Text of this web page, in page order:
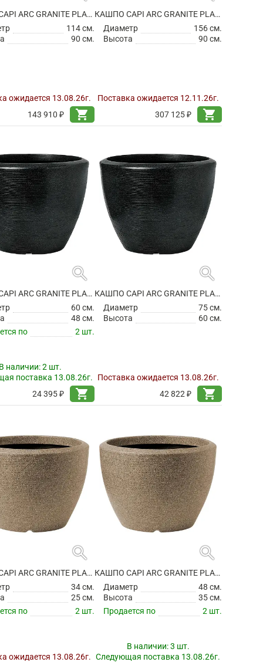
КАШПО CAPI ARC GRANITE PLANTER BALL ANTHRACITE
114 см.
90 см.
ожидается 13.08.26г.
143 910 ₽
shopping_cart
КАШПО CAPI ARC GRANITE PLANTER BALL ANTHRACITE
Диаметр
156 см.
Высота
90 см.
Поставка ожидается 12.11.26г.
307 125 ₽
shopping_cart
search
КАШПО CAPI ARC GRANITE PLANTER BALL BLACK
60 см.
48 см.
по
2 шт.
наличии:2 шт.
поставка 13.08.26г.
24 395 ₽
shopping_cart
search
КАШПО CAPI ARC GRANITE PLANTER BALL BLACK
Диаметр
75 см.
Высота
60 см.
Поставка ожидается 13.08.26г.
42 822 ₽
shopping_cart
search
КАШПО CAPI ARC GRANITE PLANTER BALL WARM TAUPE
34 см.
25 см.
по
2 шт.
ожидается 13.08.26г.
search
КАШПО CAPI ARC GRANITE PLANTER BALL WARM TAUPE
Диаметр
48 см.
Высота
35 см.
Продается по
2 шт.
В наличии:3 шт.
Следующая поставка 13.08.26г.